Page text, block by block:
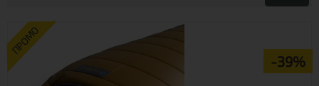
ПРОМО
-39%